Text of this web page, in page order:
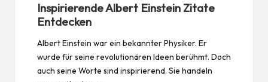
Inspirierende Albert Einstein Zitate
Entdecken
Albert Einstein war ein bekannter Physiker. Er
wurde für seine revolutionären Ideen berühmt. Doch
auch seine Worte sind inspirierend. Sie handeln